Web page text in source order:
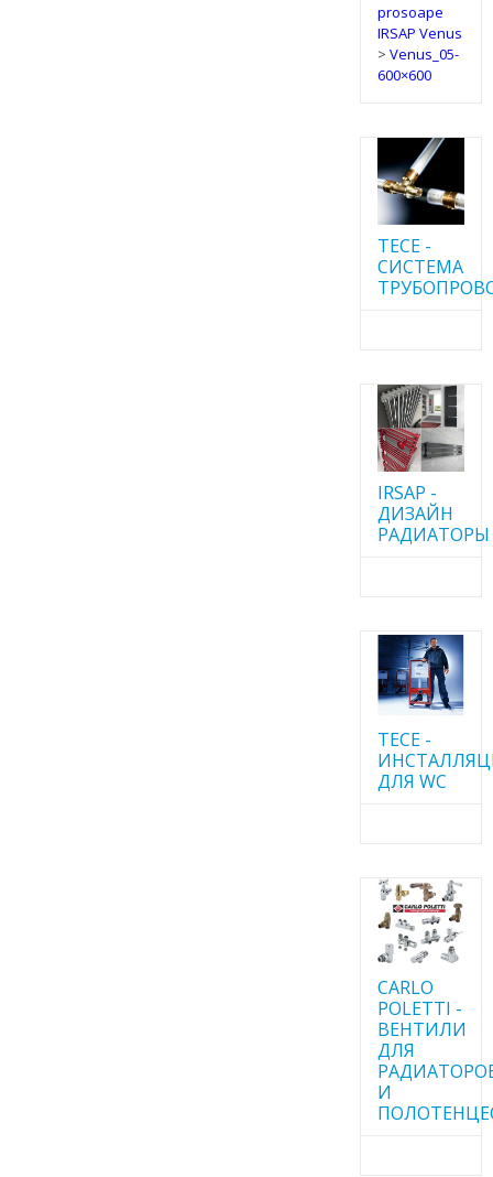
prosoape
IRSAP Venus
> Venus_05-
600×600
TECE -
CИСТЕМА
IRSAP -
ДИЗАЙН
РАДИАТОРЫ
TECE -
ДЛЯ WC
CARLO
POLETTI -
ВЕНТИЛИ
ДЛЯ
И